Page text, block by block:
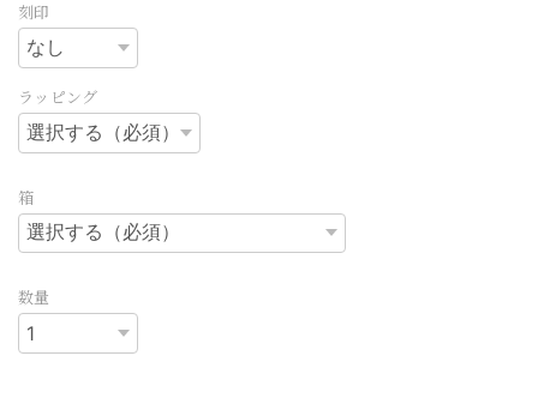
刻印
ラッピング
箱
数量